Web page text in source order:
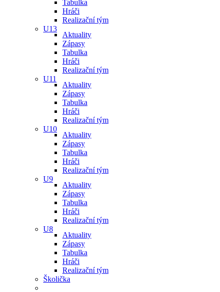
Tabulka
Hráči
Realizační tým
U13
Aktuality
Zápasy
Tabulka
Hráči
Realizační tým
U11
Aktuality
Zápasy
Tabulka
Hráči
Realizační tým
U10
Aktuality
Zápasy
Tabulka
Hráči
Realizační tým
U9
Aktuality
Zápasy
Tabulka
Hráči
Realizační tým
U8
Aktuality
Zápasy
Tabulka
Hráči
Realizační tým
Školička